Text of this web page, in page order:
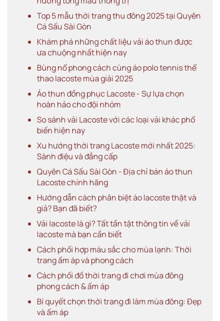
Top 5 mẫu thời trang thu đông 2025 tại Quyên
Cá Sấu Sài Gòn
Khám phá những chất liệu vải áo thun được
ưa chuộng nhất hiện nay
Bùng nổ phong cách cùng áo polo tennis thể
thao lacoste mùa giải 2025
Áo thun đồng phục Lacoste - Sự lựa chọn
hoàn hảo cho đội nhóm
So sánh vải Lacoste với các loại vải khác phổ
biến hiện nay
Xu hướng thời trang Lacoste mới nhất 2025:
Sành điệu và đẳng cấp
Quyên Cá Sấu Sài Gòn - Địa chỉ bán áo thun
Lacoste chính hãng
Hướng dẫn cách phân biệt áo lacoste thật và
giả? Bạn đã biết?
Vải lacoste là gì? Tất tần tật thông tin về vải
lacoste mà bạn cần biết
Cách phối hợp màu sắc cho mùa lạnh: Thời
trang ấm áp và phong cách
Cách phối đồ thời trang đi chơi mùa đông
phong cách & ấm áp
Bí quyết chọn thời trang đi làm mùa đông: Đẹp
và ấm áp